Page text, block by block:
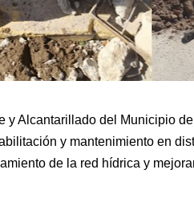
y Alcantarillado del Municipio
y mantenimiento en
de la red hídrica y